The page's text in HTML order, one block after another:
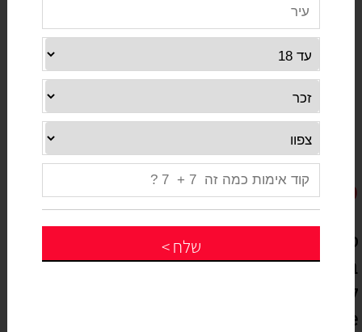
סטיילינג
סטיילנג אישי - תחשבו שיום אחד יכול להיות מהפך
בחייכם , כאן תוכלו לקבל מידע על סטיילינג ברשת
line לקבל מידע ממיטב נשות המקצוע בא
שלח>